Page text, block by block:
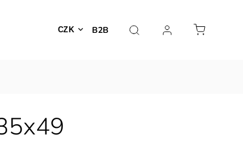
B2B
CZK
Venkovní nábytek Dekorace